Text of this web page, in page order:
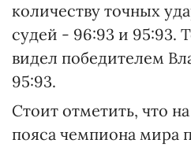
количеству точных
судей - 96:93 и 95:93.
видел победителем
95:93.
Стоит отметить, что
пояса чемпиона мира